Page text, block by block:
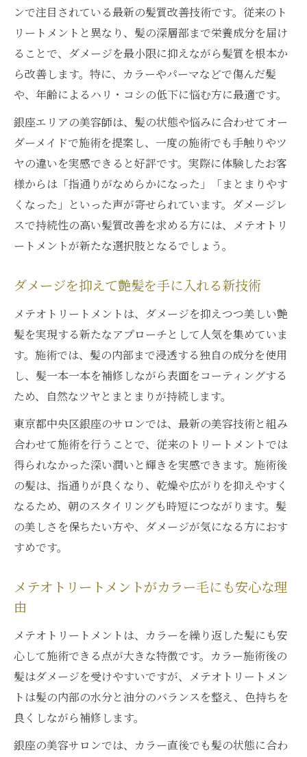
ンで注目されている最新の髪質改善技術です。従来のト
リートメントと異なり、髪の深層部まで栄養成分を届け
ることで、ダメージを最小限に抑えながら髪質を根本か
ら改善します。特に、カラーやパーマなどで傷んだ髪
や、年齢によるハリ・コシの低下に悩む方に最適です。
銀座エリアの美容師は、髪の状態や悩みに合わせてオー
ダーメイドで施術を提案し、一度の施術でも手触りやツ
ヤの違いを実感できると好評です。実際に体験したお客
様からは「指通りがなめらかになった」「まとまりやす
くなった」といった声が寄せられています。ダメージレ
スで持続性の高い髪質改善を求める方には、メテオトリ
ートメントが新たな選択肢となるでしょう。
ダメージを抑えて艶髪を手に入れる新技術
メテオトリートメントは、ダメージを抑えつつ美しい艶
髪を実現する新たなアプローチとして人気を集めていま
す。施術では、髪の内部まで浸透する独自の成分を使用
し、髪一本一本を補修しながら表面をコーティングする
ため、自然なツヤとまとまりが持続します。
東京都中央区銀座のサロンでは、最新の美容技術と組み
合わせて施術を行うことで、従来のトリートメントでは
得られなかった深い潤いと輝きを実感できます。施術後
の髪は、指通りが良くなり、乾燥や広がりを抑えやすく
なるため、朝のスタイリングも時短につながります。髪
の美しさを保ちたい方や、ダメージが気になる方におす
すめです。
メテオトリートメントがカラー毛にも安心な理
由
メテオトリートメントは、カラーを繰り返した髪にも安
心して施術できる点が大きな特徴です。カラー施術後の
髪はダメージを受けやすいですが、メテオトリートメン
トは髪の内部の水分と油分のバランスを整え、色持ちを
良くしながら補修します。
銀座の美容サロンでは、カラー直後でも髪の状態に合わ